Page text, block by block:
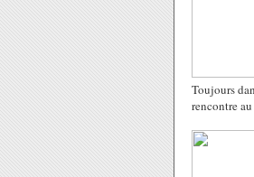
Toujours
rencontre